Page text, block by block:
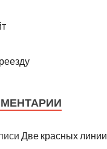
Две красных линии